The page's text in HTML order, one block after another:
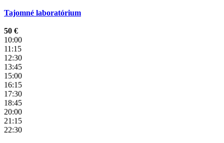
Tajomné laboratórium
50 €
10:00
11:15
12:30
13:45
15:00
16:15
17:30
18:45
20:00
21:15
22:30